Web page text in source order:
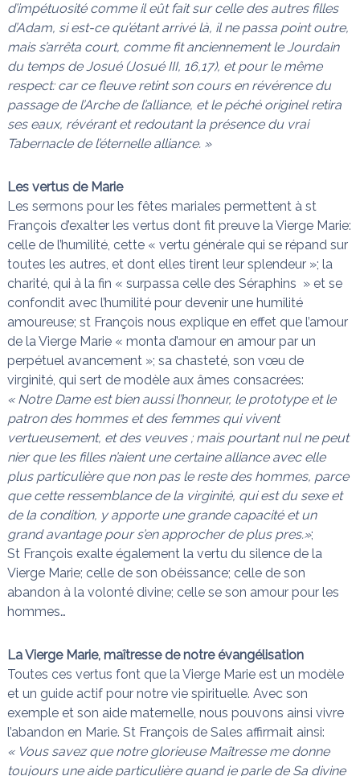
d’impétuosité comme il eût fait sur celle des autres filles
d’Adam, si est-ce qu’étant arrivé là, il ne passa point outre,
mais s’arrêta court, comme fit anciennement le Jourdain
du temps de Josué (Josué III, 16,17), et pour le même
respect: car ce fleuve retint son cours en révérence du
passage de l’Arche de l’alliance, et le péché originel retira
ses eaux, révérant et redoutant la présence du vrai
Tabernacle de l’éternelle alliance. »
Les vertus de Marie
Les sermons pour les fêtes mariales permettent à st
François d’exalter les vertus dont fit preuve la Vierge Marie:
celle de l’humilité, cette « vertu générale qui se répand sur
toutes les autres, et dont elles tirent leur splendeur »; la
charité, qui à la fin « surpassa celle des Séraphins » et se
confondit avec l’humilité pour devenir une humilité
amoureuse; st François nous explique en effet que l’amour
de la Vierge Marie « monta d’amour en amour par un
perpétuel avancement »; sa chasteté, son vœu de
virginité, qui sert de modèle aux âmes consacrées:
« Notre Dame est bien aussi l’honneur, le prototype et le
patron des hommes et des femmes qui vivent
vertueusement, et des veuves ; mais pourtant nul ne peut
nier que les filles n’aient une certaine alliance avec elle
plus particulière que non pas le reste des hommes, parce
que cette ressemblance de la virginité, qui est du sexe et
de la condition, y apporte une grande capacité et un
grand avantage pour s’en approcher de plus pres.»;
St François exalte également la vertu du silence de la
Vierge Marie; celle de son obéissance; celle de son
abandon à la volonté divine; celle se son amour pour les
hommes…
La Vierge Marie, maîtresse de notre évangélisation
Toutes ces vertus font que la Vierge Marie est un modèle
et un guide actif pour notre vie spirituelle. Avec son
exemple et son aide maternelle, nous pouvons ainsi vivre
l’abandon en Marie. St François de Sales affirmait ainsi:
« Vous savez que notre glorieuse Maîtresse me donne
toujours une aide particulière quand je parle de Sa divine